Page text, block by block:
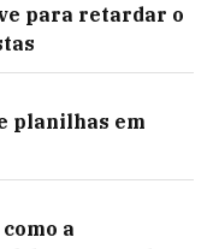
para retardar o
planilhas em
a